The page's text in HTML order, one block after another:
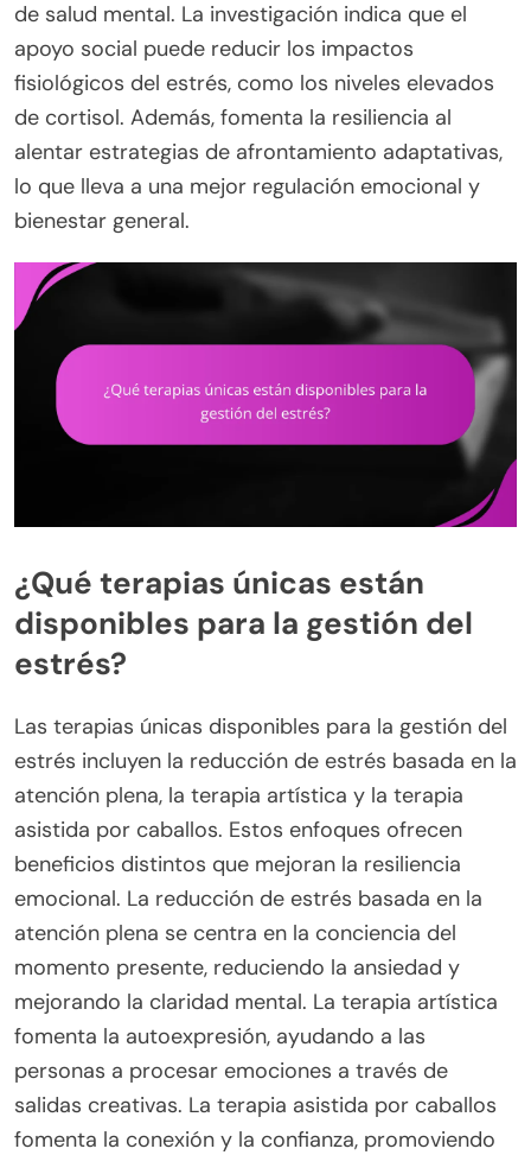
de salud mental. La investigación indica que el
apoyo social puede reducir los impactos
fisiológicos del estrés, como los niveles elevados
de cortisol. Además, fomenta la resiliencia al
alentar estrategias de afrontamiento adaptativas,
lo que lleva a una mejor regulación emocional y
bienestar general.
¿Qué terapias únicas están
disponibles para la gestión del
estrés?
Las terapias únicas disponibles para la gestión del
estrés incluyen la reducción de estrés basada en la
atención plena, la terapia artística y la terapia
asistida por caballos. Estos enfoques ofrecen
beneficios distintos que mejoran la resiliencia
emocional. La reducción de estrés basada en la
atención plena se centra en la conciencia del
momento presente, reduciendo la ansiedad y
mejorando la claridad mental. La terapia artística
fomenta la autoexpresión, ayudando a las
personas a procesar emociones a través de
salidas creativas. La terapia asistida por caballos
fomenta la conexión y la confianza, promoviendo